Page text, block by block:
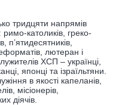
тридцяти напрямів
католиків, греко-
п’ятидесятників,
лютеран і
ХСП – українці,
японці та ізраїльтяни.
в якості капеланів,
місіонерів,
діячів.